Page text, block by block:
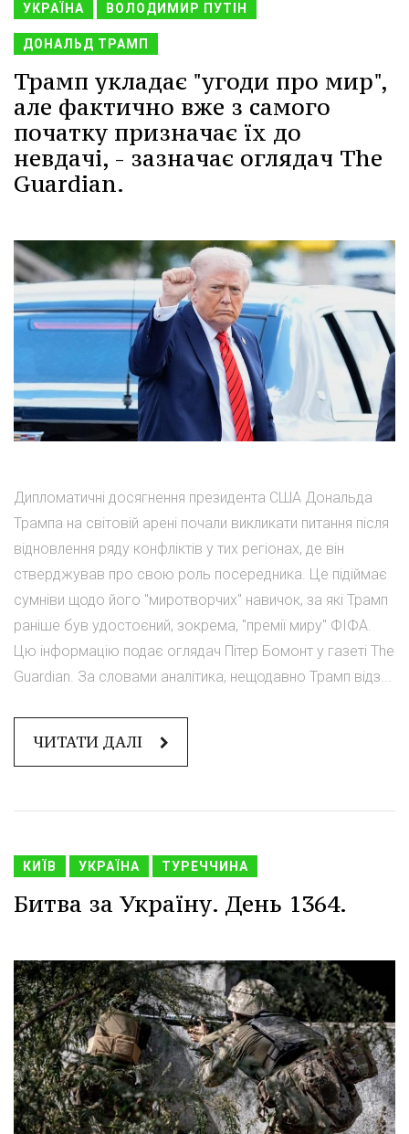
УКРАЇНА ВОЛОДИМИР ПУТІН
ДОНАЛЬД ТРАМП
Трамп укладає "угоди про мир",
але фактично вже з самого
початку призначає їх до
невдачі, - зазначає оглядач The
Guardian.
Дипломатичні досягнення президента США Дональда
Трампа на світовій арені почали викликати питання після
відновлення ряду конфліктів у тих регіонах, де він
стверджував про свою роль посередника. Це підіймає
сумніви щодо його "миротворчих" навичок, за які Трамп
раніше був удостоєний, зокрема, "премії миру" ФІФА.
Цю інформацію подає оглядач Пітер Бомонт у газеті The
Guardian. За словами аналітика, нещодавно Трамп відз...
ЧИТАТИ ДАЛІ
КИЇВ УКРАЇНА ТУРЕЧЧИНА
Битва за Україну. День 1364.